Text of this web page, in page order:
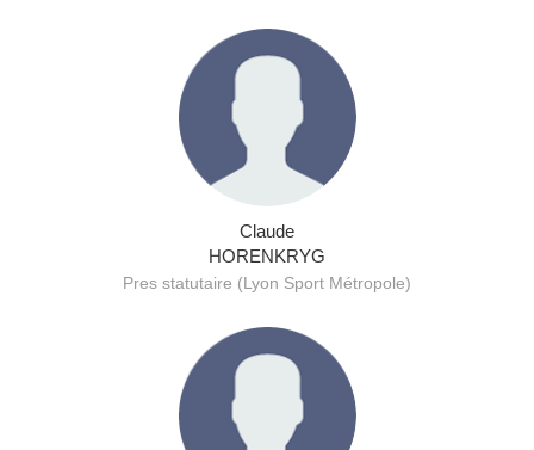
Claude
HORENKRYG
Pres statutaire (Lyon Sport Métropole)